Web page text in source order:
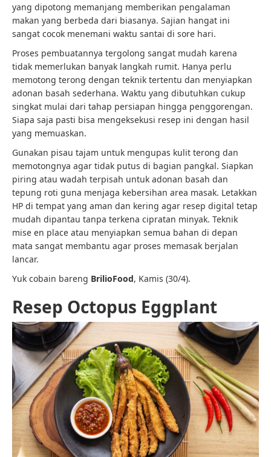
yang dipotong memanjang memberikan pengalaman
makan yang berbeda dari biasanya. Sajian hangat ini
sangat cocok menemani waktu santai di sore hari.
Proses pembuatannya tergolong sangat mudah karena
tidak memerlukan banyak langkah rumit. Hanya perlu
memotong terong dengan teknik tertentu dan menyiapkan
adonan basah sederhana. Waktu yang dibutuhkan cukup
singkat mulai dari tahap persiapan hingga penggorengan.
Siapa saja pasti bisa mengeksekusi resep ini dengan hasil
yang memuaskan.
Gunakan pisau tajam untuk mengupas kulit terong dan
memotongnya agar tidak putus di bagian pangkal. Siapkan
piring atau wadah terpisah untuk adonan basah dan
tepung roti guna menjaga kebersihan area masak. Letakkan
HP di tempat yang aman dan kering agar resep digital tetap
mudah dipantau tanpa terkena cipratan minyak. Teknik
mise en place atau menyiapkan semua bahan di depan
mata sangat membantu agar proses memasak berjalan
lancar.
Yuk cobain bareng BrilioFood, Kamis (30/4).
Resep Octopus Eggplant